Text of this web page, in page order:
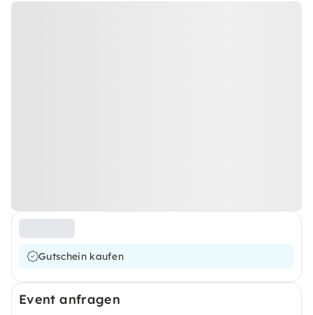
Gutschein kaufen
Event anfragen